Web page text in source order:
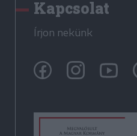
Kapcsolat
Írjon nekünk